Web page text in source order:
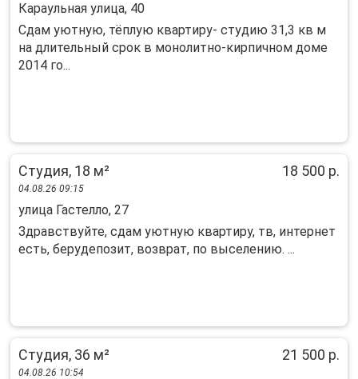
Караульная улица, 40
Сдам уютную, тёплую квартиру- студию 31,3 кв м
на длительный срок в монолитно-кирпичном доме
2014 го...
Студия, 18 м² 18 500 р.
04.08.26 09:15
улица Гастелло, 27
Здравствуйте, сдам уютную квартиру, тв, интернет
есть, берудепозит, возврат, по выселению. ...
Студия, 36 м² 21 500 р.
04.08.26 10:54